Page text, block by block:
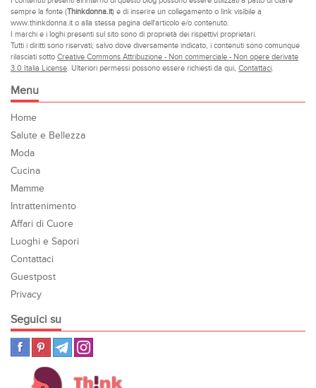
sempre la fonte (Thinkdonna.it) e di inserire un collegamento o link visibile a
www.thinkdonna.it o alla stessa pagina dell'articolo e/o contenuto.
I marchi e i loghi presenti sul sito sono di proprietà dei rispettivi proprietari.
Tutti i diritti sono riservati; salvo dove diversamente indicato, i contenuti sono comunque
rilasciati sotto Creative Commons Attribuzione - Non commerciale - Non opere derivate
3.0 Italia License. Ulteriori permessi possono essere richiesti da qui, Contattaci.
Menu
Home
Salute e Bellezza
Moda
Cucina
Mamme
Intrattenimento
Affari di Cuore
Luoghi e Sapori
Contattaci
Guestpost
Privacy
Seguici su